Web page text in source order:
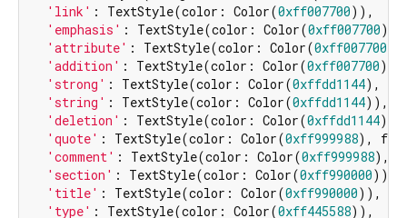
'link' : TextStyle(color: Color(0xff007700)),
'emphasis' : TextStyle(color: Color(0xff007700),
'attribute' : TextStyle(color: Color(0xff007700
'addition' : TextStyle(color: Color(0xff007700)),
'strong' : TextStyle(color: Color(0xffdd1144),
'string' : TextStyle(color: Color(0xffdd1144)),
'deletion' : TextStyle(color: Color(0xffdd1144)),
'quote' : TextStyle(color: Color(0xff999988),
'comment' : TextStyle(color: Color(0xff999988),
'section' : TextStyle(color: Color(0xff990000)),
'title' : TextStyle(color: Color(0xff990000)),
'type' : TextStyle(color: Color(0xff445588)),